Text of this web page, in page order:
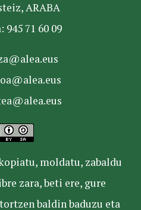
ARABA
945 71 60 09
moldatu, zabaldu
zara, beti ere, gure
baldin baduzu eta